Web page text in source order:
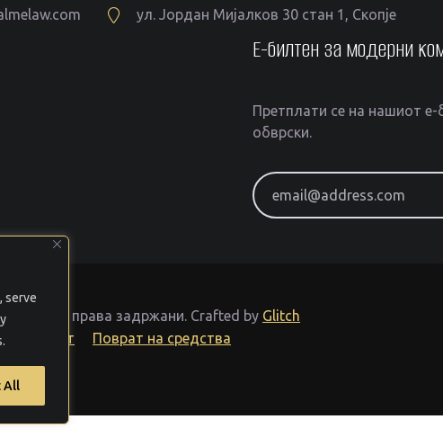
serve
All
ул. Јордан Мијалков 30 стан 1, Скопје
Е-билтен за модерни
Претплати се на нашиот е-
обврски.
email@address.com
Сите права задржани. Crafted by Glitch
Поврат на средства